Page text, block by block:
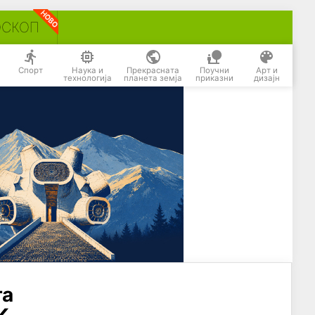
Спорт Наука и
технологија
Прекрасната
планета земја
Поучни
приказни
Арт и
дизајн